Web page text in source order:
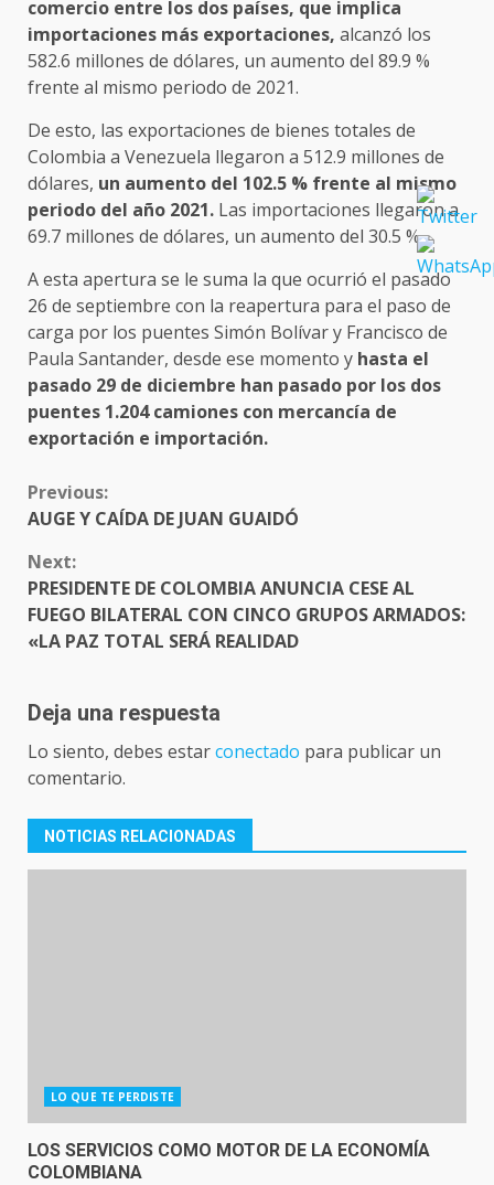
comercio entre los dos países, que implica
importaciones más exportaciones, alcanzó los
582.6 millones de dólares, un aumento del 89.9 %
frente al mismo periodo de 2021.
De esto, las exportaciones de bienes totales de
Colombia a Venezuela llegaron a 512.9 millones de
dólares, un aumento del 102.5 % frente al mismo
periodo del año 2021. Las importaciones llegaron a
69.7 millones de dólares, un aumento del 30.5 %.
A esta apertura se le suma la que ocurrió el pasado
26 de septiembre con la reapertura para el paso de
carga por los puentes Simón Bolívar y Francisco de
Paula Santander, desde ese momento y hasta el
pasado 29 de diciembre han pasado por los dos
puentes 1.204 camiones con mercancía de
exportación e importación.
CONTINUE
READING
Previous:
AUGE Y CAÍDA DE JUAN GUAIDÓ
Next:
PRESIDENTE DE COLOMBIA ANUNCIA CESE AL
FUEGO BILATERAL CON CINCO GRUPOS ARMADOS:
«LA PAZ TOTAL SERÁ REALIDAD
Deja una respuesta
Lo siento, debes estarconectado para publicar un
comentario.
NOTICIAS RELACIONADAS
LO QUE TE PERDISTE
LOS SERVICIOS COMO MOTOR DE LA ECONOMÍA
COLOMBIANA